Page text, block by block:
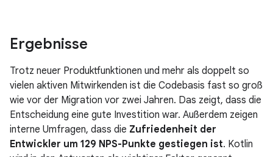
Ergebnisse
Trotz neuer Produktfunktionen und mehr als doppelt so
vielen aktiven Mitwirkenden ist die Codebasis fast so groß
wie vor der Migration vor zwei Jahren. Das zeigt, dass die
Entscheidung eine gute Investition war. Außerdem zeigen
interne Umfragen, dass die Zufriedenheit der
Entwickler um 129 NPS-Punkte gestiegen ist. Kotlin